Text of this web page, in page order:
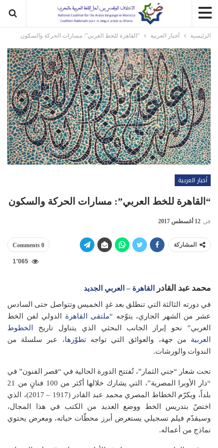
الرئيسية أخبار العربية “القاهرة للخط العربي”: مسارات الحركة والسكون
أخبار العربية
“القاهرة للخط العربي”: مسارات الحركة والسكون
في 12 أغسطس 2017
المشاركة 0 Comments
1٬065
محمد عبد القادر القاهرة – العربي الجديد
في دورته الثالثة التي تنطلق بعد غدٍ الخميس وتتواصل حتى السادس
عشر من الشهر الجاري، يتوّجه “ملتقى القاهرة الدولي لفن الخط
العربي” نحو إبراز الجانب البحثي الذي يتناول تاريخ
الخطوط
العربية من جهة، والعوائق التي تواجهتطوّرها، عبر سلسلة من
الندوات والورشات.
تحت شعار “جني الثمار”، تُفتتح الدورة الحالية في “قصر الفنون” في
“دار الأوبرا المصرية”، التي يشارك خلالها أكثر من 100 فنانٍ من 21
بلداً، ويكرّم الخطاط المصري محمد عبد القادر (1917 – 2017)، الذي
اختصّ بتدريس الخط ووضع العديد من الكتب في هذا المجال،
وسيقدّم فيلم تسجيلي يستعرض أبرز محطّات حياته، ومعرض يحتوي
نماذج من أعماله.